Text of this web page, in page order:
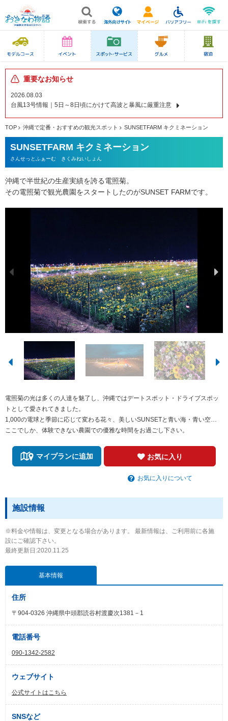
重要なお知らせ
2026.08.03
台風13号情報｜5日～8日頃にかけて高波と暴風に厳重注意
TOP 沖縄で定番・おすすめの観光スポット SUNSETFARM キクミネーション
SUNSETFARM キクミネーション
さんせっとふぁーむ きくみねいしょん
沖縄で半世紀の生産実績を誇る電照菊。
その電照菊で観光農園をスタートしたのがSUNSET FARMです。
電照菊の光は多くの人達を魅了し、沖縄ではデートスポット・ドライブスポッ
トとして愛されてきました。
1,000の電球と季節に応じて変わる花々、美しいSUNSETと青い海・青い空…
ここでしか、体験できない農園での優雅な時間をお過ごし下さい。
マイプランに追加 お気に入り
お気に入りについて
施設情報
※料金や情報は、変更となる場合があります。 最新情報は、ご利用前に各施
設にご確認下さい。
最終更新日:2020.11.25
基本情報
住所
〒904-0326 沖縄県中頭郡読谷村渡慶次1381－1
電話番号
090-1342-2582
ウェブサイト
公式サイトはこちら
SNSなど